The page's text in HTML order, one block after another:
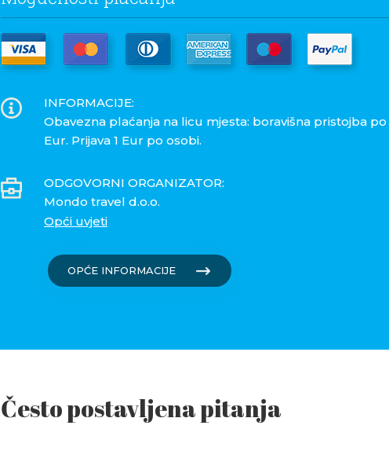
INFORMACIJE:
Obavezna plaćanja na licu mjesta: boravišna pristojba
Eur. Prijava 1 Eur po osobi.
ODGOVORNI ORGANIZATOR:
Mondo travel d.o.o.
Opći uvjeti
OPĆE INFORMACIJE
Često postavljena pitanja